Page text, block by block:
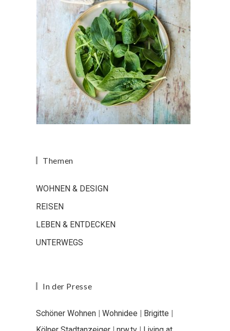
Themen
WOHNEN & DESIGN
REISEN
LEBEN & ENTDECKEN
UNTERWEGS
In der Presse
Schöner Wohnen | Wohnidee | Brigitte |